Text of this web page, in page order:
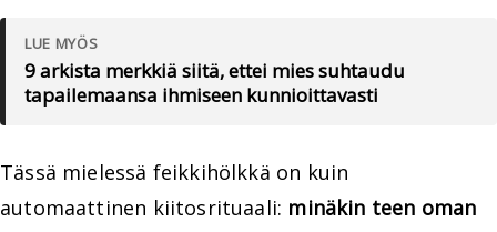
LUE MYÖS
9 arkista merkkiä siitä, ettei mies suhtaudu
tapailemaansa ihmiseen kunnioittavasti
Tässä mielessä feikkihölkkä on kuin
automaattinen kiitosrituaali: minäkin teen oman